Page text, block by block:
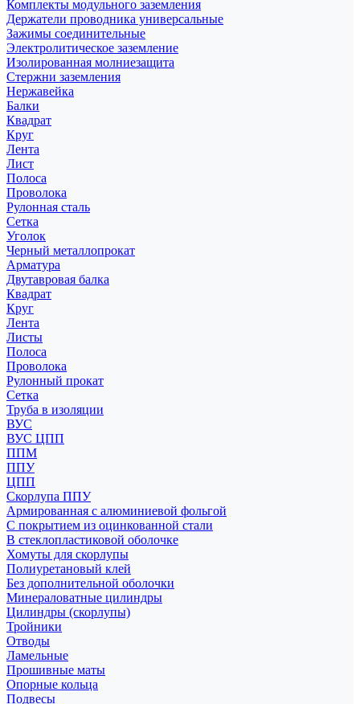
Комплекты модульного заземления
Держатели проводника универсальные
Зажимы соединительные
Электролитическое заземление
Изолированная молниезащита
Стержни заземления
Нержавейка
Балки
Квадрат
Круг
Лента
Лист
Полоса
Проволока
Рулонная сталь
Сетка
Уголок
Черный металлопрокат
Арматура
Двутавровая балка
Квадрат
Круг
Лента
Листы
Полоса
Проволока
Рулонный прокат
Сетка
Труба в изоляции
ВУС
ВУС ЦПП
ППМ
ППУ
ЦПП
Скорлупа ППУ
Армированная с алюминиевой фольгой
С покрытием из оцинкованной стали
В стеклопластиковой оболочке
Хомуты для скорлупы
Полиуретановый клей
Без дополнительной оболочки
Минераловатные цилиндры
Цилиндры (скорлупы)
Тройники
Отводы
Ламельные
Прошивные маты
Опорные кольца
Подвесы